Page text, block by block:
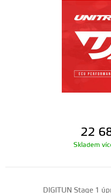
22
Skladem
DIGITUN Stage 1